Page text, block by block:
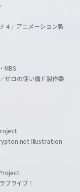
」アニメーション製
MBS
ゼロの使い魔Ｆ製作委
Illustration
ライブ！